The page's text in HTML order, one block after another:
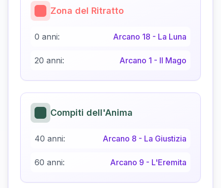
Zona del Ritratto
0 anni: Arcano 18 - La Luna
20 anni: Arcano 1 - Il Mago
Compiti dell'Anima
40 anni: Arcano 8 - La Giustizia
60 anni: Arcano 9 - L'Eremita